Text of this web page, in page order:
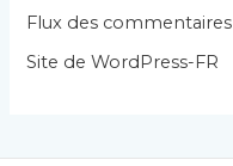
e
Flux des commentaires
Site de WordPress-FR